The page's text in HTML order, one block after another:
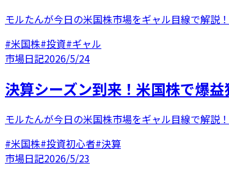
モルたんが今日の米国株市場をギャル目線で解説
#米国株#投資#ギャル
市場日記2026/5/24
決算シーズン到来！米国株で爆
モルたんが今日の米国株市場をギャル目線で解説
#米国株#投資初心者#決算
市場日記2026/5/23